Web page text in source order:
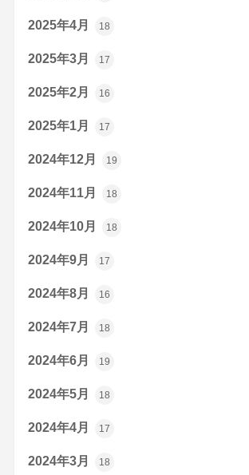
2025年4月 18
2025年3月 17
2025年2月 16
2025年1月 17
2024年12月 19
2024年11月 18
2024年10月 18
2024年9月 17
2024年8月 16
2024年7月 18
2024年6月 19
2024年5月 18
2024年4月 17
2024年3月 18